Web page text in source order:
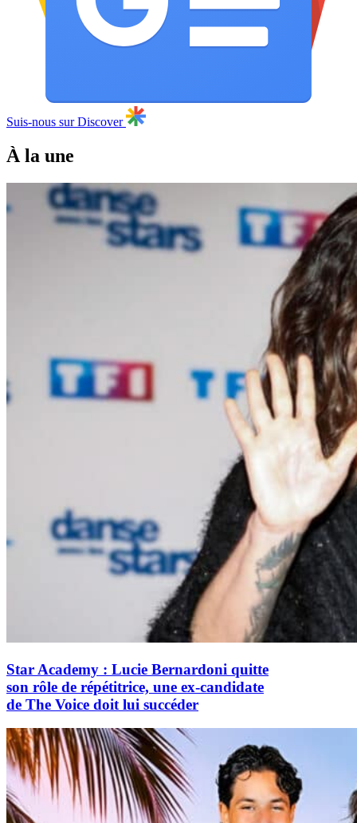
Suis-nous sur Discover
À la une
Star Academy : Lucie Bernardoni quitte
son rôle de répétitrice, une ex-candidate
de The Voice doit lui succéder